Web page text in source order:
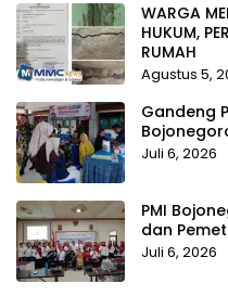
WARGA
HUKUM,
RUMAH
Agustus 5,
Gandeng
Juli 6, 2026
PMI
dan
Juli 6, 2026